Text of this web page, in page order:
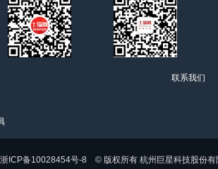
联系我们
浙ICP备10028454号-8 © 版权所有 杭州巨星科技股份